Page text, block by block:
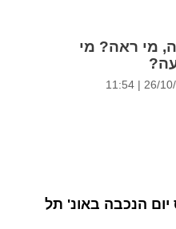
מי ראה? מי
26/10/
הנכבה באונ' תל